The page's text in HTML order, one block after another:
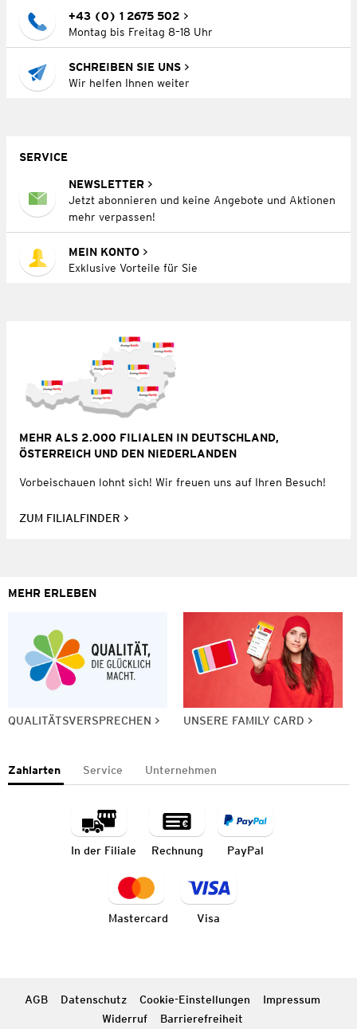
+43 (0) 1 2675 502
Montag bis Freitag 8–18 Uhr
SCHREIBEN SIE UNS
Wir helfen Ihnen weiter
SERVICE
NEWSLETTER
Jetzt abonnieren und keine Angebote und Aktionen
mehr verpassen!
MEIN KONTO
Exklusive Vorteile für Sie
MEHR ALS 2.000 FILIALEN IN DEUTSCHLAND,
ÖSTERREICH UND DEN NIEDERLANDEN
Vorbeischauen lohnt sich! Wir freuen uns auf Ihren Besuch!
ZUM FILIALFINDER
MEHR ERLEBEN
QUALITÄTSVERSPRECHEN UNSERE FAMILY CARD
Zahlarten Service Unternehmen
In der Filiale Rechnung PayPal
Mastercard Visa
AGB Datenschutz Cookie-Einstellungen
Impressum
Widerruf
Barrierefreiheit